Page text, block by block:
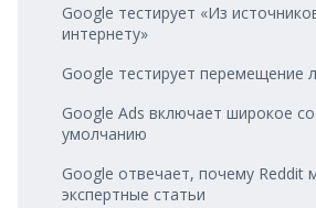
Google тестирует «Из
интернету»
Google тестирует перемещение
Google Ads включает широкое
умолчанию
Google отвечает, почему Reddit
экспертные статьи